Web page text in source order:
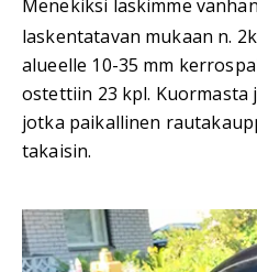
Menekiksi laskimme
laskentatavan mukaan n.
alueelle 10-35 mm
ostettiin 23 kpl. Kuormasta
jotka paikallinen
takaisin.